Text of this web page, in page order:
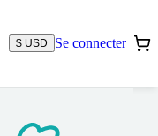
$ USD Se connecter